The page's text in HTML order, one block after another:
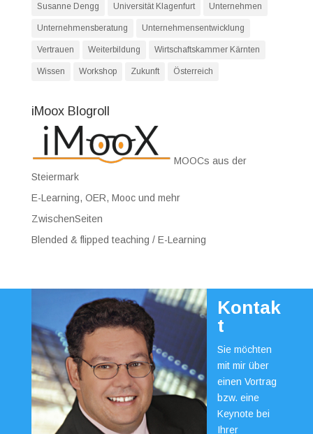
Susanne Dengg Universität Klagenfurt Unternehmen
Unternehmensberatung Unternehmensentwicklung
Vertrauen Weiterbildung Wirtschaftskammer Kärnten
Wissen Workshop Zukunft Österreich
iMoox Blogroll
MOOCs aus der
Steiermark
E-Learning, OER, Mooc und mehr
ZwischenSeiten
Blended & flipped teaching / E-Learning
Kontak
t
Sie möchten
mit mir über
einen Vortrag
bzw. eine
Keynote bei
Ihrer